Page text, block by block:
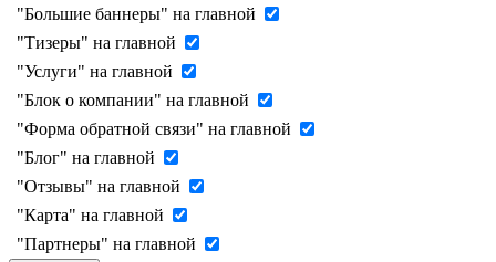
"Большие баннеры" на главной
"Тизеры" на главной
"Услуги" на главной
"Блок о компании" на главной
"Форма обратной связи" на главной
"Блог" на главной
"Отзывы" на главной
"Карта" на главной
"Партнеры" на главной